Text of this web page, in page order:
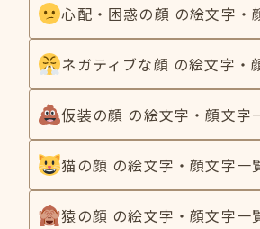
心配・困惑の顔 の絵文字・
ネガティブな顔 の絵文字・
仮装の顔 の絵文字・顔文字
猫の顔 の絵文字・顔文字一
猿の顔 の絵文字・顔文字一